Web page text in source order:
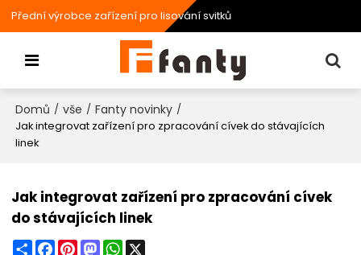
Přední výrobce zařízení pro lisování svitků
Domů / vše / Fanty novinky /
Jak integrovat zařízení pro zpracování cívek do stávajících
linek
Jak integrovat zařízení pro zpracování cívek
do stávajících linek
ShareFacebook
PinterestMastodonWhatsApp